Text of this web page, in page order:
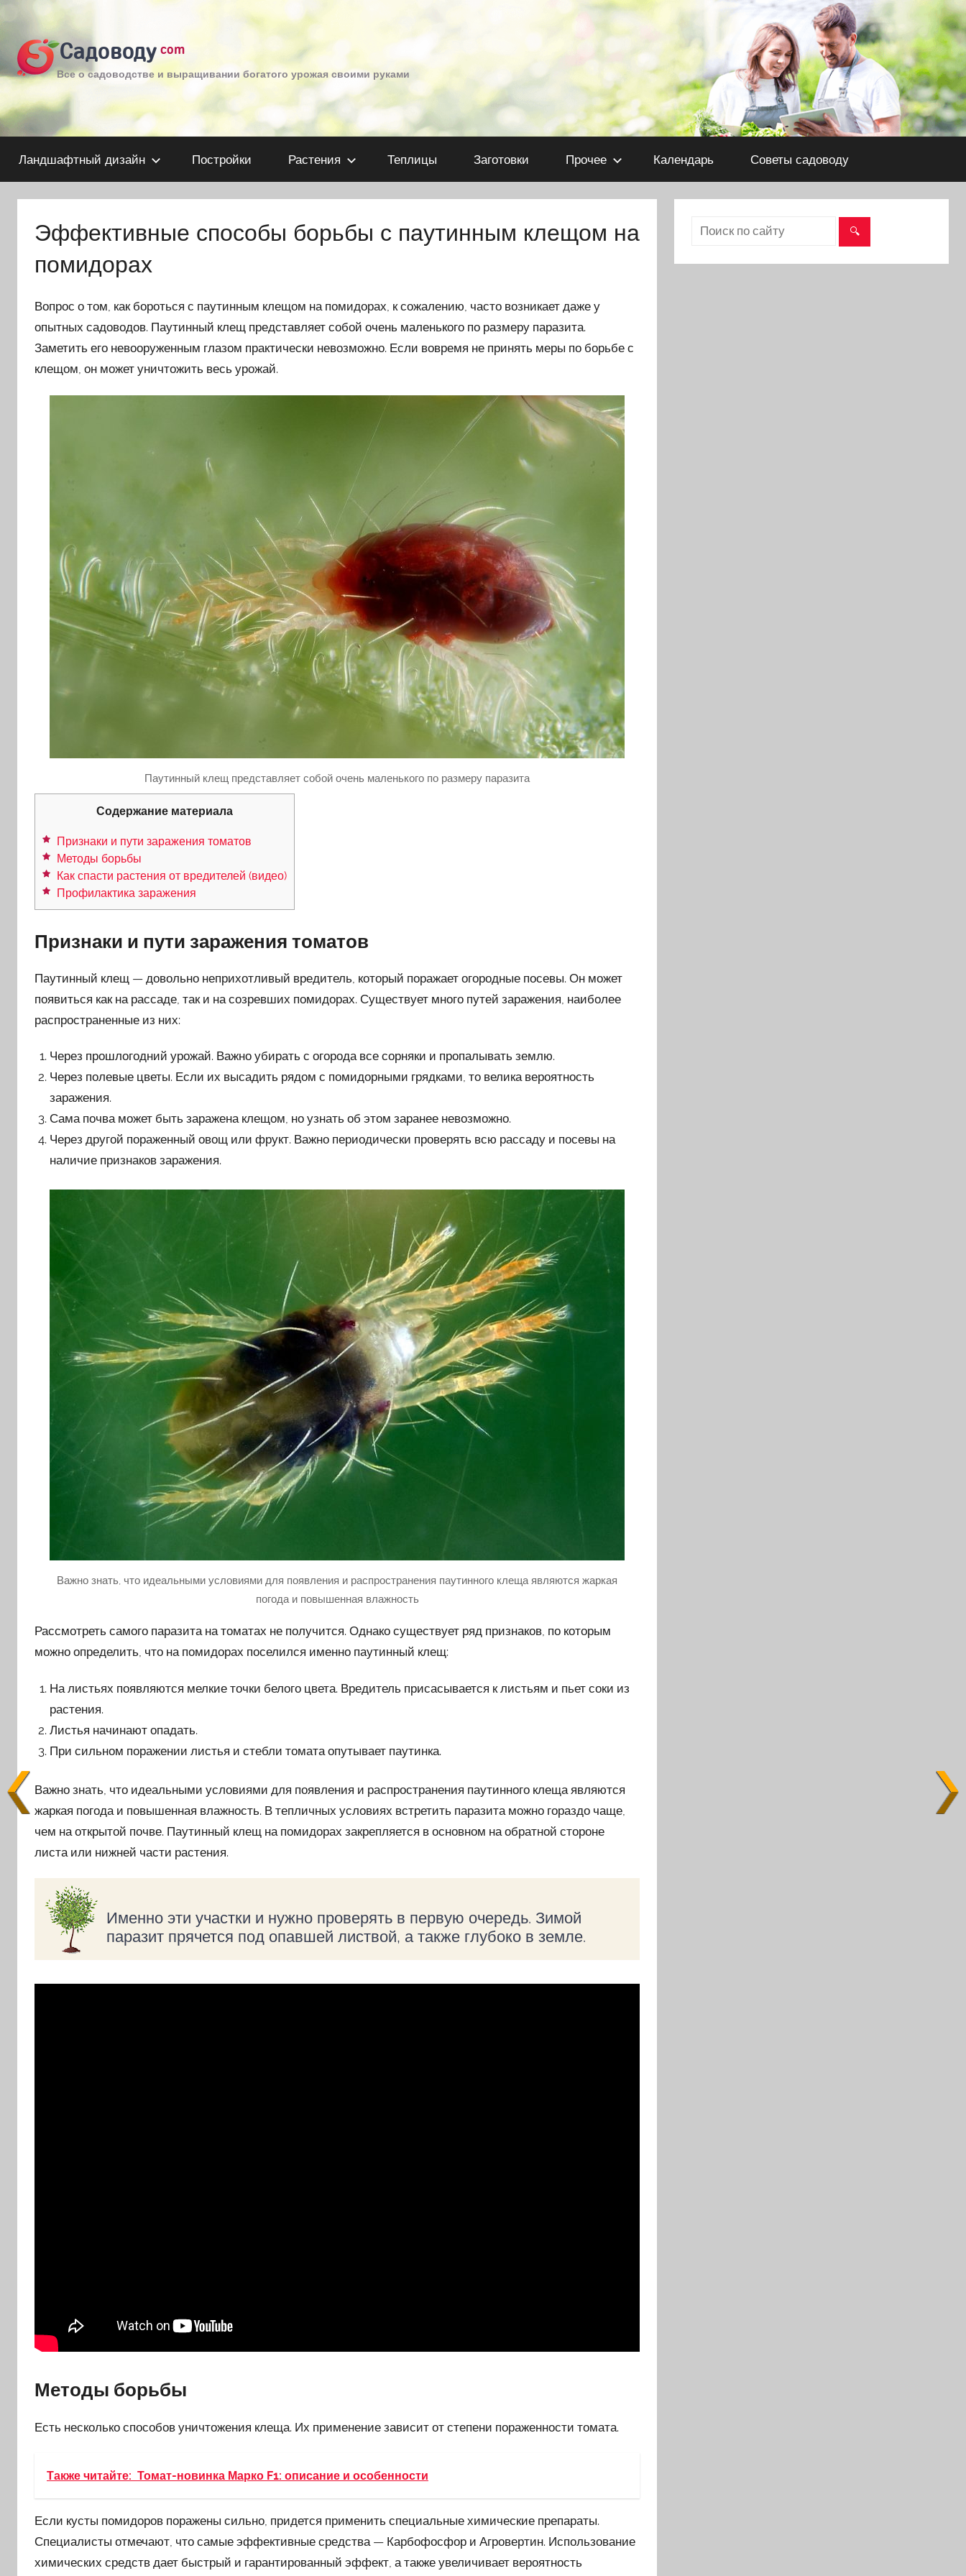
содержимомуСадоводу com
Все о садоводстве и выращивании богатого урожая своими руками
Ландшафтный дизайн Постройки Растения Теплицы Заготовки Прочее Календарь Советы садоводу
Эффективные способы борьбы с паутинным клещом на
помидорах
Вопрос о том, как бороться с паутинным клещом на помидорах, к сожалению, часто возникает даже у
опытных садоводов. Паутинный клещ представляет собой очень маленького по размеру паразита.
Заметить его невооруженным глазом практически невозможно. Если вовремя не принять меры по борьбе с
клещом, он может уничтожить весь урожай.
Паутинный клещ представляет собой очень маленького по размеру паразита
Содержание материала
Признаки и пути заражения томатов
Методы борьбы
Как спасти растения от вредителей (видео)
Профилактика заражения
Признаки и пути заражения томатов
Паутинный клещ — довольно неприхотливый вредитель, который поражает огородные посевы. Он может
появиться как на рассаде, так и на созревших помидорах. Существует много путей заражения, наиболее
распространенные из них:
Через прошлогодний урожай. Важно убирать с огорода все сорняки и пропалывать землю.
Через полевые цветы. Если их высадить рядом с помидорными грядками, то велика вероятность
заражения.
Сама почва может быть заражена клещом, но узнать об этом заранее невозможно.
Через другой пораженный овощ или фрукт. Важно периодически проверять всю рассаду и посевы на
наличие признаков заражения.
Важно знать, что идеальными условиями для появления и распространения паутинного клеща являются жаркая
погода и повышенная влажность
Рассмотреть самого паразита на томатах не получится. Однако существует ряд признаков, по которым
можно определить, что на помидорах поселился именно паутинный клещ:
На листьях появляются мелкие точки белого цвета. Вредитель присасывается к листьям и пьет соки из
растения.
Листья начинают опадать.
При сильном поражении листья и стебли томата опутывает паутинка.
Важно знать, что идеальными условиями для появления и распространения паутинного клеща являются
жаркая погода и повышенная влажность. В тепличных условиях встретить паразита можно гораздо чаще,
чем на открытой почве. Паутинный клещ на помидорах закрепляется в основном на обратной стороне
листа или нижней части растения.
Именно эти участки и нужно проверять в первую очередь. Зимой
паразит прячется под опавшей листвой, а также глубоко в земле.
Методы борьбы
Есть несколько способов уничтожения клеща. Их применение зависит от степени пораженности томата.
Также читайте: Томат-новинка Марко F1: описание и особенности
Если кусты помидоров поражены сильно, придется применить специальные химические препараты.
Специалисты отмечают, что самые эффективные средства — Карбофосфор и Агровертин. Использование
химических средств дает быстрый и гарантированный эффект, а также увеличивает вероятность